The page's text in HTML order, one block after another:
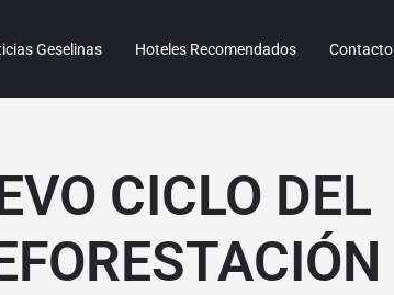
Geselinas Hoteles Recomendados Contacto
CICLO DEL